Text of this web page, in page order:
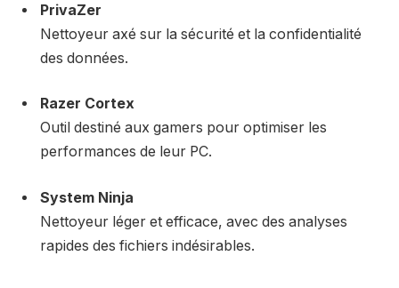
PrivaZer
Nettoyeur axé sur la sécurité et la confidentialité
des données.
Razer Cortex
Outil destiné aux gamers pour optimiser les
performances de leur PC.
System Ninja
Nettoyeur léger et efficace, avec des analyses
rapides des fichiers indésirables.